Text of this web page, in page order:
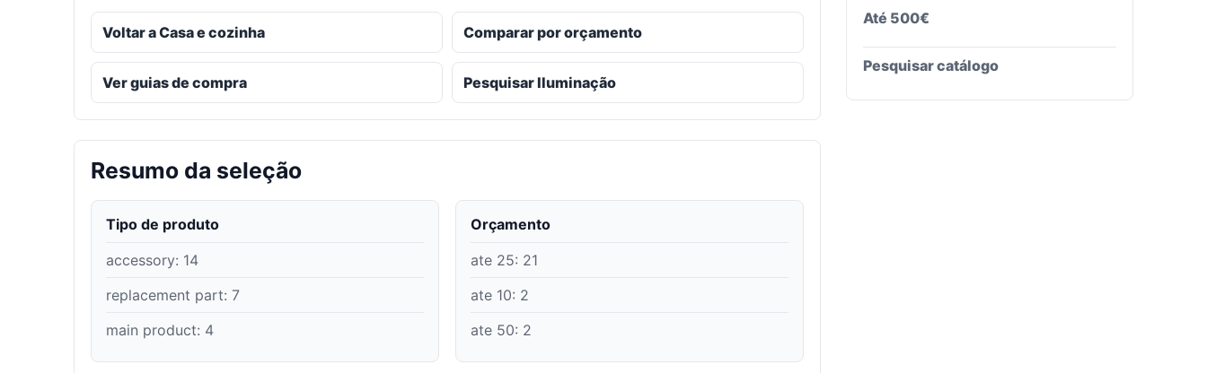
Voltar a Casa e cozinha Comparar por orçamento
Ver guias de compra Pesquisar Iluminação
Resumo da seleção
Tipo de produto
accessory: 14
replacement part: 7
main product: 4
Orçamento
ate 25: 21
ate 10: 2
ate 50: 2
Até 500€
Pesquisar catálogo